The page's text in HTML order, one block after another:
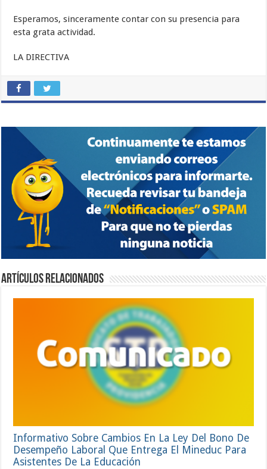
Esperamos, sinceramente contar con su presencia para
esta grata actividad.
LA DIRECTIVA
Artículos relacionados
Informativo Sobre Cambios En La Ley Del Bono De
Desempeño Laboral Que Entrega El Mineduc Para
Asistentes De La Educación